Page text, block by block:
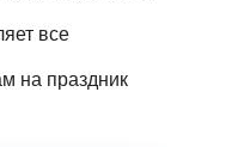
все
на праздник